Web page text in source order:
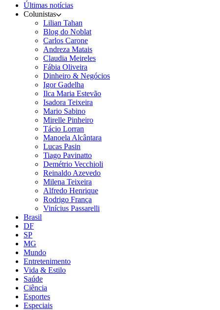
Últimas notícias
Colunistas
Lilian Tahan
Blog do Noblat
Carlos Carone
Andreza Matais
Claudia Meireles
Fábia Oliveira
Dinheiro & Negócios
Igor Gadelha
Ilca Maria Estevão
Isadora Teixeira
Mario Sabino
Mirelle Pinheiro
Tácio Lorran
Manoela Alcântara
Lucas Pasin
Tiago Pavinatto
Demétrio Vecchioli
Reinaldo Azevedo
Milena Teixeira
Alfredo Henrique
Rodrigo França
Vinícius Passarelli
Brasil
DF
SP
MG
Mundo
Entretenimento
Vida & Estilo
Saúde
Ciência
Esportes
Especiais